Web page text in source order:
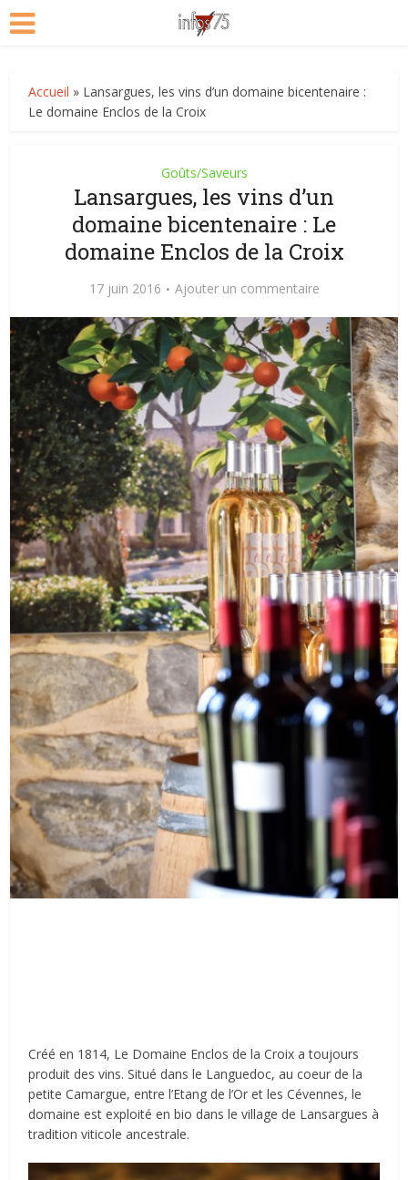
Accueil » Lansargues, les vins d’un domaine bicentenaire :
Le domaine Enclos de la Croix
Goûts/Saveurs
Lansargues, les vins d’un
domaine bicentenaire : Le
domaine Enclos de la Croix
17 juin 2016 Ajouter un commentaire
Créé en 1814, Le Domaine Enclos de la Croix a toujours
produit des vins. Situé dans le Languedoc, au coeur de la
petite Camargue, entre l’Etang de l’Or et les Cévennes, le
domaine est exploité en bio dans le village de Lansargues à
tradition viticole ancestrale.